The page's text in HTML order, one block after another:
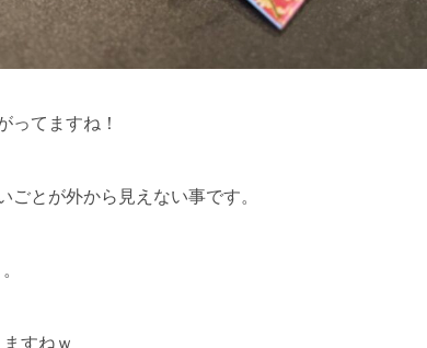
ってますね！
とが外から見えない事です。
すねｗ